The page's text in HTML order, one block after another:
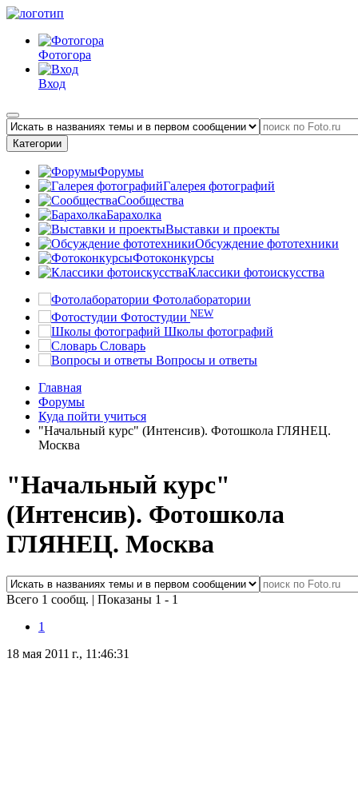
Фотогора
Вход
Категории
Форумы
Галерея фотографий
Сообщества
Барахолка
Выставки и проекты
Обсуждение фототехники
Фотоконкурсы
Классики фотоискусства
Фотолаборатории
Фотостудии NEW
Школы фотографий
Словарь
Вопросы и ответы
Главная
Форумы
Куда пойти учиться
"Начальный курс" (Интенсив). Фотошкола ГЛЯНЕЦ.
Москва
"Начальный курс"
(Интенсив). Фотошкола
ГЛЯНЕЦ. Москва
Всего 1 сообщ. | Показаны 1 - 1
1
18 мая 2011 г., 11:46:31